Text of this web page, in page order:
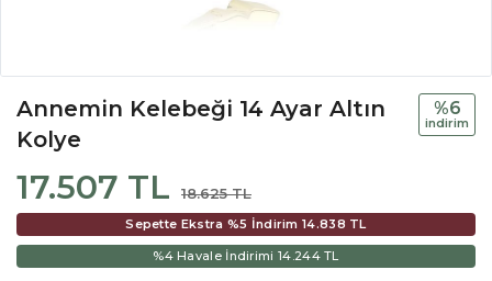
Annemin Kelebeği 14 Ayar Altın
Kolye
17.507 TL 18.625 TL
%6
i̇ndi̇ri̇m
Sepette Ekstra %5 İndirim14.838 TL
%4 Havale İndirimi 14.244 TL